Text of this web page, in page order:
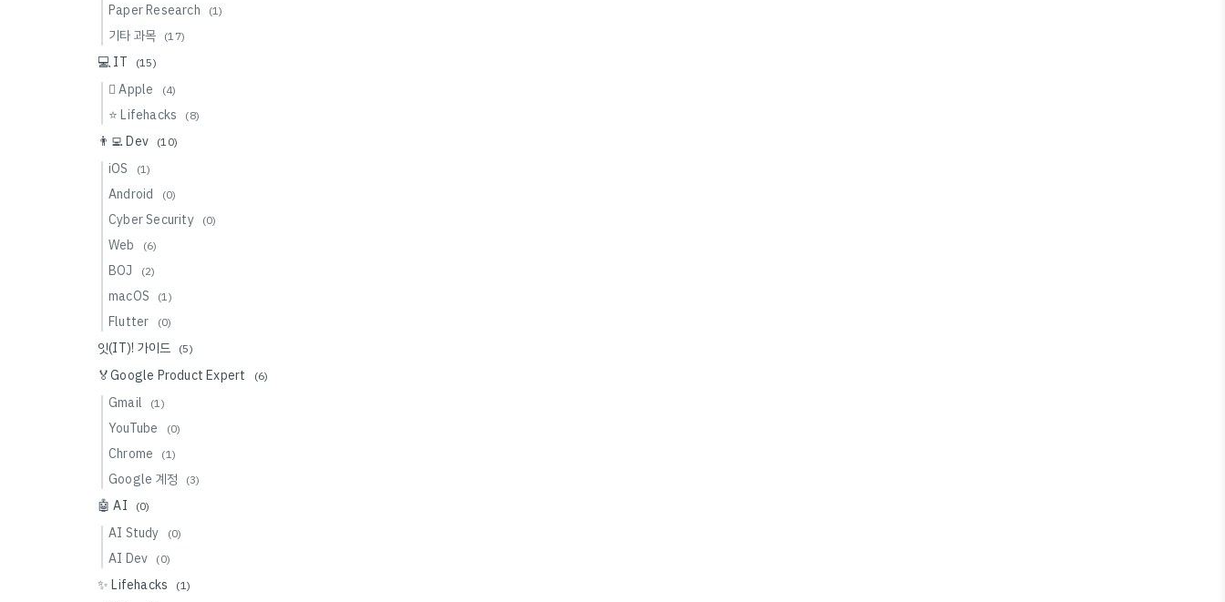
Paper Research (1)
기타 과목 (17)
💻 IT (15)
 Apple (4)
⭐️ Lifehacks (8)
👨‍💻 Dev (10)
iOS (1)
Android (0)
Cyber Security (0)
Web (6)
BOJ (2)
macOS (1)
Flutter (0)
잇(IT)! 가이드 (5)
🏅Google Product Expert (6)
Gmail (1)
YouTube (0)
Chrome (1)
Google 계정 (3)
🤖 AI (0)
AI Study (0)
AI Dev (0)
✨ Lifehacks (1)